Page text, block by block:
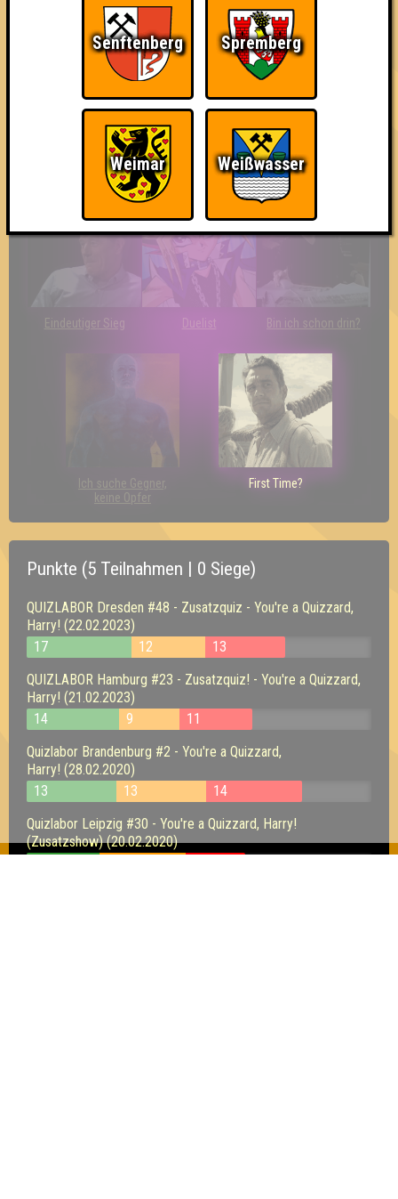
The Last of Us Wir sind ERSTER?! Streber
Eindeutiger Sieg Duelist Bin ich schon drin?
Ich suche Gegner,
keine Opfer
First Time?
Punkte (5 Teilnahmen | 0 Siege)
QUIZLABOR Dresden #48 - Zusatzquiz - You're a Quizzard,
Harry! (22.02.2023)
17
12
13
QUIZLABOR Hamburg #23 - Zusatzquiz! - You're a Quizzard,
Harry! (21.02.2023)
14
9
11
Quizlabor Brandenburg #2 - You're a Quizzard,
Harry! (28.02.2020)
13
13
14
Quizlabor Leipzig #30 - You're a Quizzard, Harry!
(Zusatzshow) (20.02.2020)
Senftenberg Spremberg
Weimar Weißwasser